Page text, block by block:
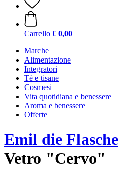
Carrello € 0,00
Marche
Alimentazione
Integratori
Tè e tisane
Cosmesi
Vita quotidiana e benessere
Aroma e benessere
Offerte
Emil die Flasche
Vetro "Cervo"